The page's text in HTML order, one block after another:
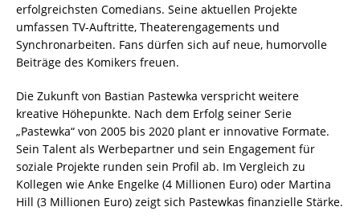
erfolgreichsten Comedians. Seine aktuellen Projekte
umfassen TV-Auftritte, Theaterengagements und
Synchronarbeiten. Fans dürfen sich auf neue, humorvolle
Beiträge des Komikers freuen.
Die Zukunft von Bastian Pastewka verspricht weitere
kreative Höhepunkte. Nach dem Erfolg seiner Serie
„Pastewka“ von 2005 bis 2020 plant er innovative Formate.
Sein Talent als Werbepartner und sein Engagement für
soziale Projekte runden sein Profil ab. Im Vergleich zu
Kollegen wie Anke Engelke (4 Millionen Euro) oder Martina
Hill (3 Millionen Euro) zeigt sich Pastewkas finanzielle Stärke.